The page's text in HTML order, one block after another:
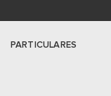
PARTICULARES